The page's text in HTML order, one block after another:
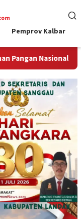
Pemprov Kalbar
Jembatan